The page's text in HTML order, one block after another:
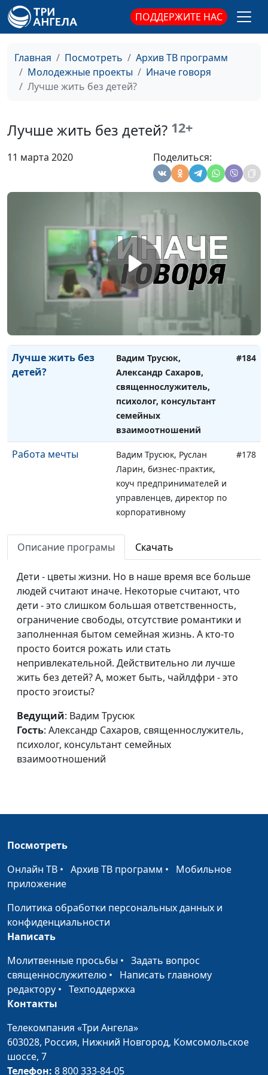
ПОДДЕРЖИТЕ НАС
Главная Посмотреть
Архив ТВ программ
Молодежные проекты
Иначе говоря
Лучше жить без детей?
Лучше жить без детей? 12+
11 марта 2020 Поделиться:
Зачем мне Бог?
Вадим Трусюк, Геннадий
Касап,
специалист по работе с
молодежью
#189
священнослужитель
Я (не) люблю себя
Вадим Трусюк, Антон
священнослужитель
Какой смысл жить?
священнослужитель
Не хочу ничего
Вадим Трусюк, Александр
Сахаров,
священнослужитель,
психолог, консультант
семейных
взаимоотношений
Лучше жить без
детей?
Вадим Трусюк,
Александр Сахаров,
священнослужитель,
психолог, консультант
семейных
взаимоотношений
#184
Работа мечты
Вадим Трусюк, Руслан
Ларин, бизнес-практик,
коуч предпринимателей и
управленцев, директор по
корпоративному
#178
Навыки влияния на
Вадим Трусюк, Руслан
коуч предпринимателей и
управленцев, директор по
корпоративному
управлению
Конфликт между
поколениями
Вадим Трусюк, Вадим
Кочкарев,
священнослужитель,
Ингредиенты
счастья
Вадим Трусюк, Вадим
Кочкарев,
священнослужитель,
священнослужитель,
Музыка в жизни
человека
Кочкарев,
Территория риска
Кто твой друг?
Вадим Трусюк, Павел
Жуков,
Как научиться
любить себя?
Вадим Трусюк, Мария
Вачева, психолог и
Описание програмы Скачать
Дети - цветы жизни. Но в наше время все больше
людей считают иначе. Некоторые считают, что
дети - это слишком большая ответственность,
ограничение свободы, отсутствие романтики и
заполненная бытом семейная жизнь. А кто-то
просто боится рожать или стать
непривлекательной. Действительно ли лучше
жить без детей? А, может быть, чайлдфри - это
просто эгоисты?
Ведущий: Вадим Трусюк
Гость: Александр Сахаров, священнослужитель,
психолог, консультант семейных
взаимоотношений
Посмотреть
Онлайн ТВ • Архив ТВ программ • Мобильное
приложение
Политика обработки персональных данных и
конфиденциальности
Написать
Молитвенные просьбы • Задать вопрос
священнослужителю • Написать главному
редактору • Техподдержка
Контакты
Телекомпания «Три Ангела»
603028, Россия, Нижний Новгород, Комсомольское
шоссе, 7
Телефон: 8 800 333-84-05